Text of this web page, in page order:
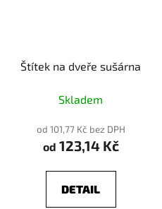
Štítek na dveře sušárna
Skladem
od 101,77 Kč bez DPH
od 123,14 Kč
DETAIL